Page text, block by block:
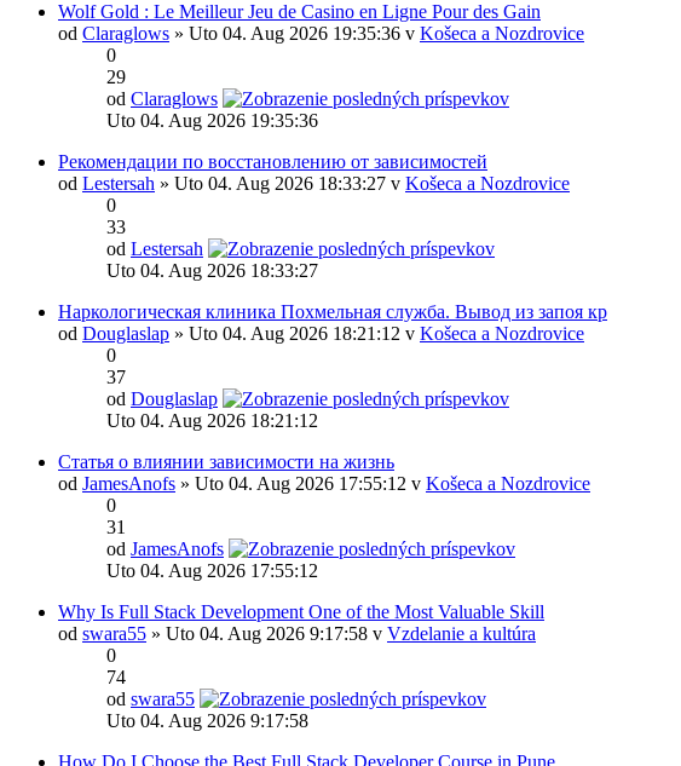
Wolf Gold : Le Meilleur Jeu de Casino en Ligne Pour des Gain
od Claraglows » Uto 04. Aug 2026 19:35:36 v Košeca a Nozdrovice
0
29
od Claraglows
Uto 04. Aug 2026 19:35:36
Рекомендации по восстановлению от зависимостей
od Lestersah » Uto 04. Aug 2026 18:33:27 v Košeca a Nozdrovice
0
33
od Lestersah
Uto 04. Aug 2026 18:33:27
Наркологическая клиника Похмельная служба. Вывод из запоя кр
od Douglaslap » Uto 04. Aug 2026 18:21:12 v Košeca a Nozdrovice
0
37
od Douglaslap
Uto 04. Aug 2026 18:21:12
Статья о влиянии зависимости на жизнь
od JamesAnofs » Uto 04. Aug 2026 17:55:12 v Košeca a Nozdrovice
0
31
od JamesAnofs
Uto 04. Aug 2026 17:55:12
Why Is Full Stack Development One of the Most Valuable Skill
od swara55 » Uto 04. Aug 2026 9:17:58 v Vzdelanie a kultúra
0
74
od swara55
Uto 04. Aug 2026 9:17:58
How Do I Choose the Best Full Stack Developer Course in Pune